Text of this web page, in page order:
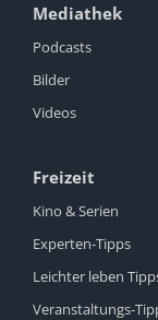
Mediathek
Podcasts
Bilder
Videos
Freizeit
Kino & Serien
Experten-Tipps
Leichter leben
Veranstaltungs-